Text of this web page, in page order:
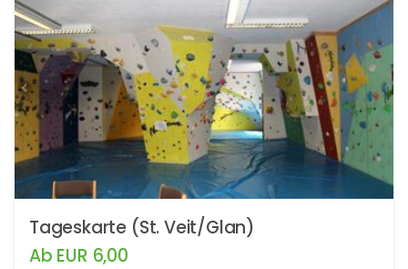
Tageskarte (St. Veit/Glan)
Ab EUR 6,00